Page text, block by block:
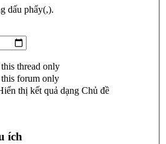
dấu phẩy(,).
this thread only
this forum only
thị kết quả dạng Chủ đề
ích